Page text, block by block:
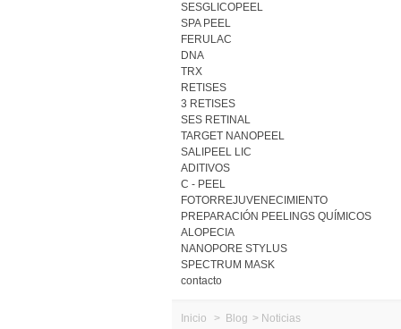
SESGLICOPEEL
SPA PEEL
FERULAC
DNA
TRX
RETISES
3 RETISES
SES RETINAL
TARGET NANOPEEL
SALIPEEL LIC
ADITIVOS
C - PEEL
FOTORREJUVENECIMIENTO
PREPARACIÓN PEELINGS QUÍMICOS
ALOPECIA
NANOPORE STYLUS
SPECTRUM MASK
contacto
Inicio > Blog > Noticias